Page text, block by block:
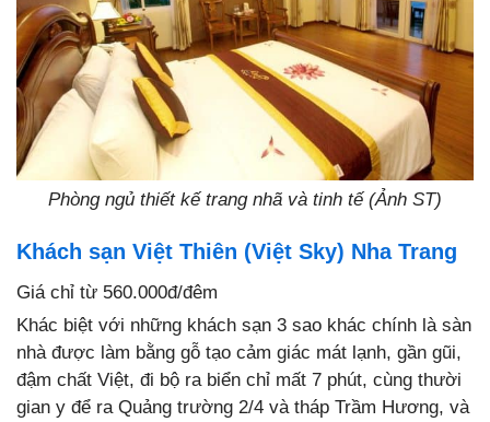
Phòng ngủ thiết kế trang nhã và tinh tế (Ảnh ST)
Khách sạn Việt Thiên (Việt Sky) Nha Trang
Giá chỉ từ 560.000đ/đêm
Khác biệt với những khách sạn 3 sao khác chính là sàn
nhà được làm bằng gỗ tạo cảm giác mát lạnh, gần gũi,
đậm chất Việt, đi bộ ra biển chỉ mất 7 phút, cùng thười
gian y để ra Quảng trường 2/4 và tháp Trầm Hương, và